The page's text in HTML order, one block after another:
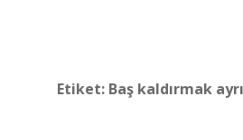
Etiket: Baş kaldırmak